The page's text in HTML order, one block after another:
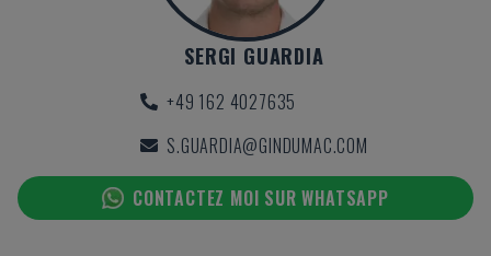
SERGI GUARDIA
+49 162 4027635
S.GUARDIA@GINDUMAC.COM
CONTACTEZ MOI SUR WHATSAPP